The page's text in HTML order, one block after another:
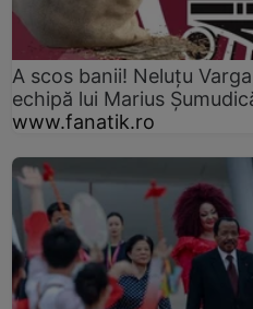
A scos banii! Neluțu
echipă lui Marius
www.fanatik.ro